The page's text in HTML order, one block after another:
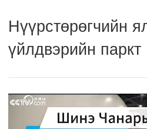
Нүүрстөрөгчийн
үйлдвэрийн паркт